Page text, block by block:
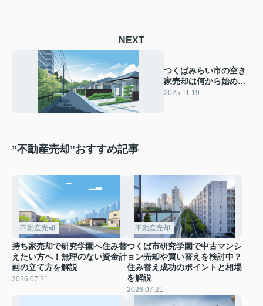
NEXT
つくばみらい市の空き
家売却は何から始める
べき？相場や手順を知
2025.11.19
”不動産売却”おすすめ記事
不動産売却
持ち家売却で研究学園へ住み替
えたい方へ！無理のない資金計
画の立て方を解説
2026.07.21
不動産売却
つくば市研究学園で中古マンシ
ョン売却や買い替えを検討中？
住み替え成功のポイントと相場
を解説
2026.07.21